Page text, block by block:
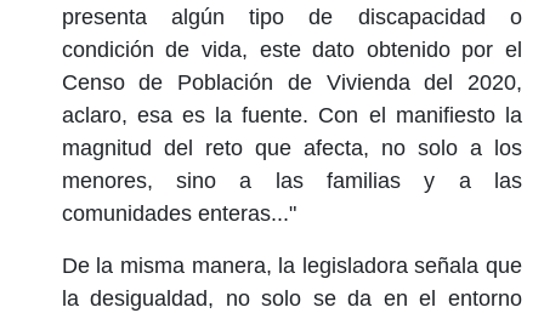
presenta algún tipo de discapacidad o
condición de vida, este dato obtenido por el
Censo de Población de Vivienda del 2020,
aclaro, esa es la fuente. Con el manifiesto la
magnitud del reto que afecta, no solo a los
menores, sino a las familias y a las
comunidades enteras..."
De la misma manera, la legisladora señala que
la desigualdad, no solo se da en el entorno